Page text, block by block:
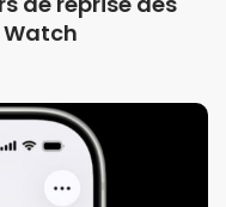
Watch